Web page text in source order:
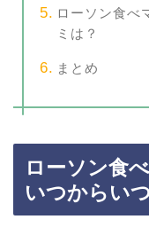
ローソン食べ
ミは？
まとめ
ローソン食
いつからい